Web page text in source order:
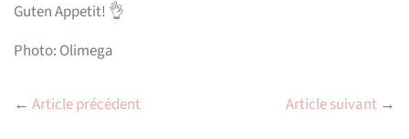
Guten Appetit! 👌
Photo: Olimega
← Article précédent Article suivant →